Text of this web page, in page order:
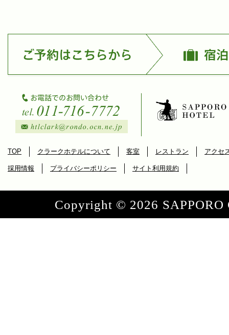
TOP クラークホテルについて 客室 レストラン アクセ
採用情報 プライバシーポリシー サイト利用規約
Copyright © 2026